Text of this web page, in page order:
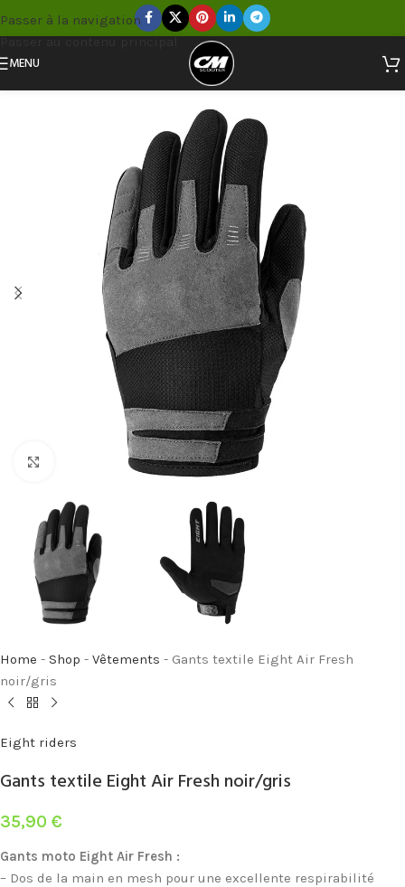
Passer à la navigation
Passer au contenu principal
MENU
Cliquez pour agrandir
Home - Shop - Vêtements - Gants textile Eight Air Fresh
noir/gris
Eight riders
Gants textile Eight Air Fresh noir/gris
35,90 €
Gants moto Eight Air Fresh :
– Dos de la main en mesh pour une excellente respirabilité